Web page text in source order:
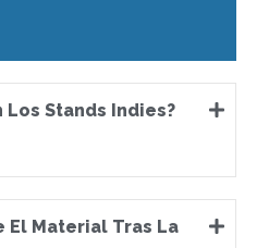
Los Stands Indies?
El Material Tras La